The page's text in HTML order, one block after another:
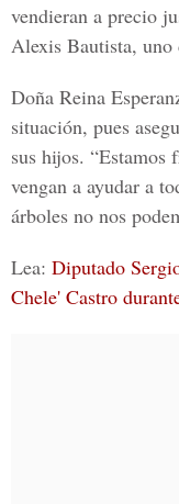
vendieran a precio
Alexis Bautista, uno
Doña Reina
situación, pues
sus hijos. “Estamos
vengan a ayudar a
árboles no nos
Lea: Diputado
Chele' Castro